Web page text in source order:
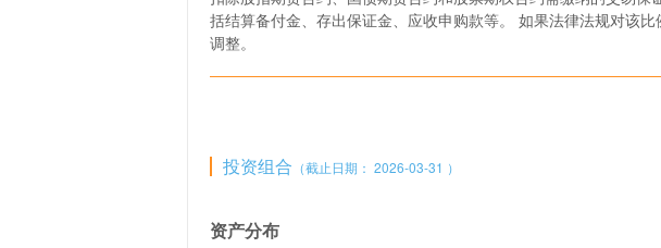
括结算备付金、存出保证金、应收申购款等。 如果法律法规对该
调整。
投资组合 （截止日期： 2026-03-31 ）
资产分布